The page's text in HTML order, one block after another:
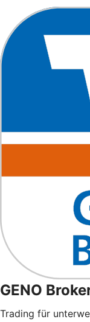
GENO
Trading für